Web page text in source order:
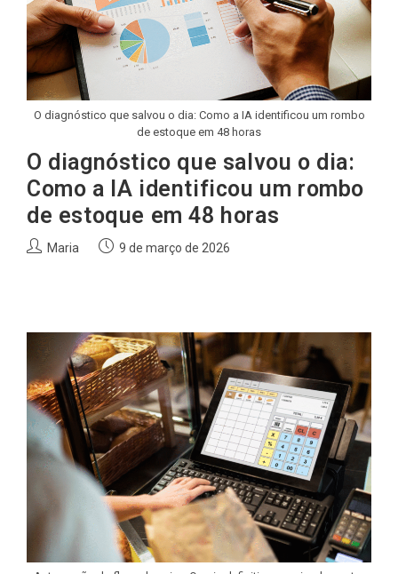
O diagnóstico que salvou o dia: Como a IA identificou um rombo
de estoque em 48 horas
O diagnóstico que salvou o dia:
Como a IA identificou um rombo
de estoque em 48 horas
AutorMaria
Post9 de março de 2026